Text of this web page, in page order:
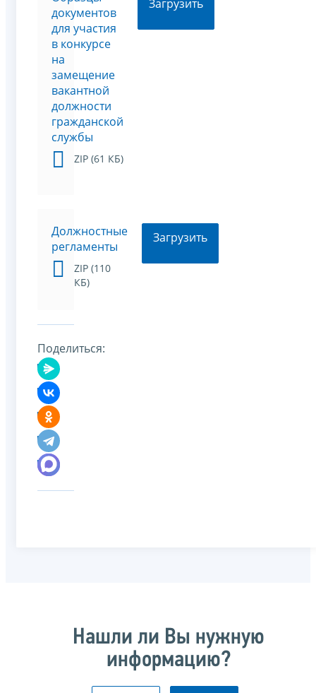
документов
для участия
в конкурсе
на
замещение
вакантной
должности
гражданской
службы
ZIP (61 КБ)
Загрузить
Должностные
регламенты
ZIP (110
КБ)
Загрузить
Поделиться:
Нашли ли Вы нужную
информацию?